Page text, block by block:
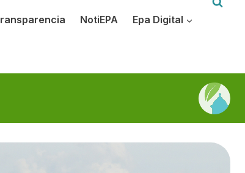
NotiEPA Epa Digital